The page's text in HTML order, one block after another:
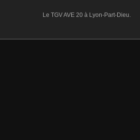
Le TGV AVE 20 à Lyon-Part-Dieu.